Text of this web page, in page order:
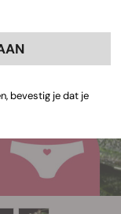
bevestig je dat je